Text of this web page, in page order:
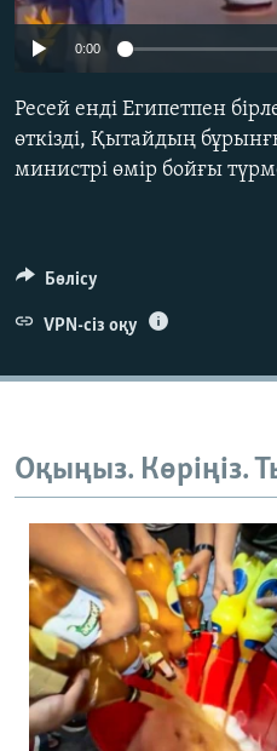
ЖАЗЫЛЫҢЫЗ
Басқа тілдерде
0:00
Ресей енді Египетпен
өткізді, Қытайдың
министрі өмір бойғы
Бөлісу
VPN-сіз оқу
Оқыңыз. Көріңіз.